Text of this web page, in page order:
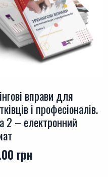
вправи для
і професіоналів.
2 – електронний
грн